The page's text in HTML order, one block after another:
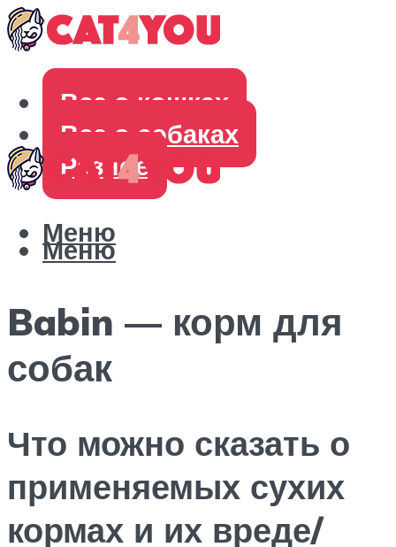
Все о кошках
Все о собаках
Разное
Меню
Меню
Babin — корм для
собак
Что можно сказать о
применяемых сухих
кормах и их вреде/